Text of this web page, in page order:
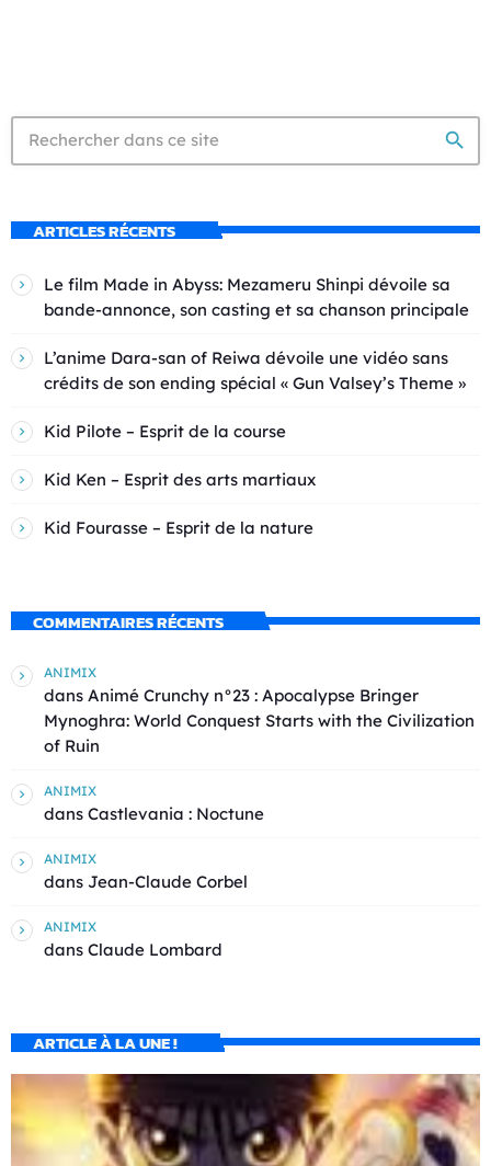
search
ARTICLES RÉCENTS
Le film Made in Abyss: Mezameru Shinpi dévoile sa
bande-annonce, son casting et sa chanson principale
L’anime Dara-san of Reiwa dévoile une vidéo sans
crédits de son ending spécial « Gun Valsey’s Theme »
Kid Pilote – Esprit de la course
Kid Ken – Esprit des arts martiaux
Kid Fourasse – Esprit de la nature
COMMENTAIRES RÉCENTS
ANIMIX
dans Animé Crunchy n°23 : Apocalypse Bringer
Mynoghra: World Conquest Starts with the Civilization
of Ruin
ANIMIX
dans Castlevania : Noctune
ANIMIX
dans Jean-Claude Corbel
ANIMIX
dans Claude Lombard
ARTICLE À LA UNE !